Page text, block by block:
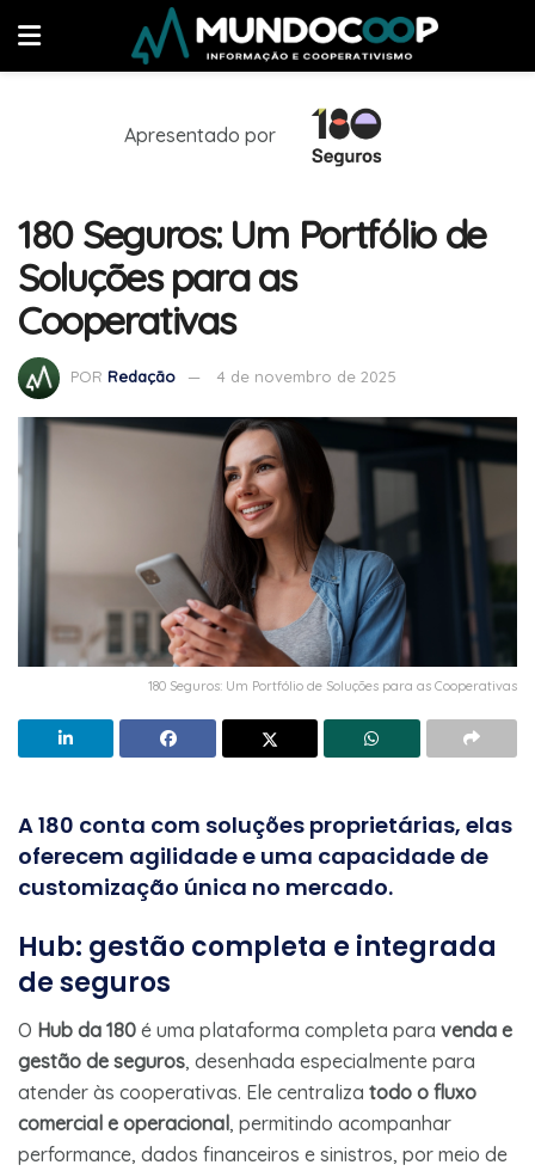
Apresentado por
180 Seguros: Um Portfólio de
Soluções para as
Cooperativas
POR Redação 4 de novembro de 2025
180 Seguros: Um Portfólio de Soluções para as Cooperativas
A 180 conta com soluções proprietárias, elas
oferecem agilidade e uma capacidade de
customização única no mercado.
Hub: gestão completa e integrada
de seguros
O Hub da 180 é uma plataforma completa para venda e
gestão de seguros, desenhada especialmente para
atender às cooperativas. Ele centraliza todo o fluxo
comercial e operacional, permitindo acompanhar
performance, dados financeiros e sinistros, por meio de